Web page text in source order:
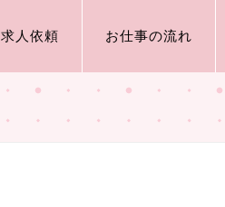
求人依頼 お仕事の流れ